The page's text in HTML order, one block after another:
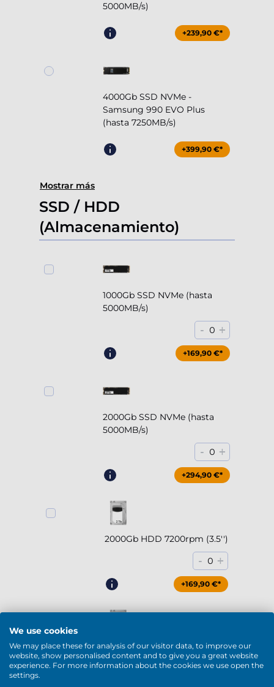
5000MB/s)
+239,90 €*
4000Gb SSD NVMe -
Samsung 990 EVO Plus
(hasta 7250MB/s)
+399,90 €*
Mostrar más
SSD / HDD
(Almacenamiento)
1000Gb SSD NVMe (hasta
5000MB/s)
- 0 +
+169,90 €*
2000Gb SSD NVMe (hasta
5000MB/s)
- 0 +
+294,90 €*
2000Gb HDD 7200rpm (3.5'')
- 0 +
+169,90 €*
4000Gb HDD 7200rpm (3.5'')
- 0 +
We use cookies
We may place these for analysis of our visitor data, to improve our
website, show personalised content and to give you a great website
experience. For more information about the cookies we use open the
settings.